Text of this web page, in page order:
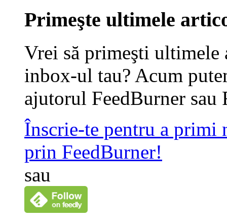
Primeşte ultimele
Vrei să primeşti
inbox-ul tau? Acum
ajutorul FeedBurner sau
Înscrie-te pentru a primi
prin FeedBurner!
sau